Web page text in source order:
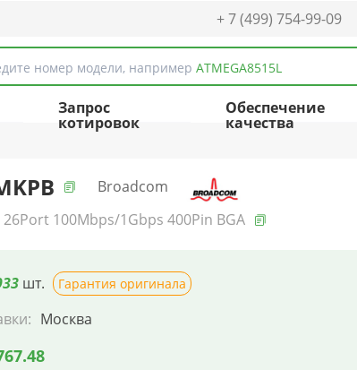
+ 7 (499) 754-99-09
номер модели, например ATMEGA8515L
Запрос
котировок
Обеспечение
качества
Broadcom
100Mbps/1Gbps 400Pin BGA
шт. Гарантия оригинала
Москва